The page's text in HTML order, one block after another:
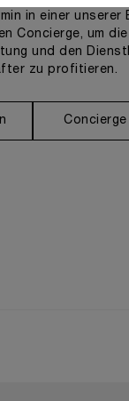
in einer
Concierge, um
und den
zu profitieren.